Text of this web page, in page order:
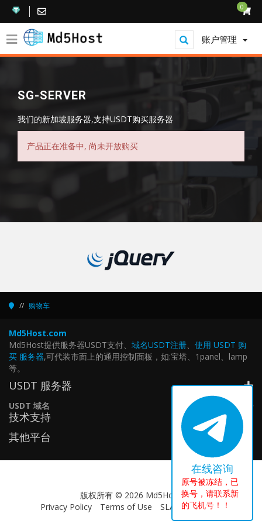
0
账户管理
SG-SERVER
我们的新加坡服务器,支持USDT购买服务器
产品正在准备中, 尚未开放购买
购物车
Md5Host.com
Md5Host提供服务器USDT支付、 域名USDT注册、 使用 USDT 购
买 服务器,可代装市面上的通用控制面板，如:宝塔、1panel、lamp
等。
USDT 服务器
USDT 域名
技术支持
其他平台
版权所有 © 2026 Md5Host.
Privacy Policy
Terms of Use SLA Aggrement
在线咨询
原号被冻结，已
换号，请联系新
的飞机号！！